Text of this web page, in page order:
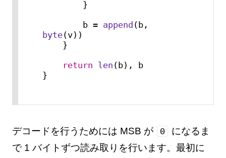
        b =
append
byte(v))
return len (b), b
}
デコードを行うためには MSB が 0
になるま
で 1 バイトずつ読み取りを行います。最初に